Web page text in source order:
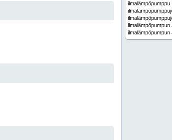
ilmalämpöpumppu
ilmalämpöpumpun
ilmalämpöpumpun
ilmalämpöpumpun